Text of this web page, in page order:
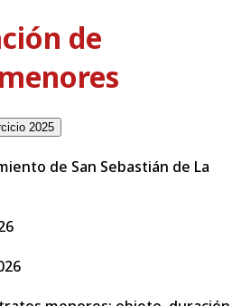
de
2025
de San Sebastián de La